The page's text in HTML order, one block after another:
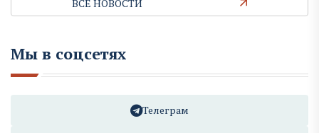
ВСЕ НОВОСТИ
Мы в соцсетях
Телеграм